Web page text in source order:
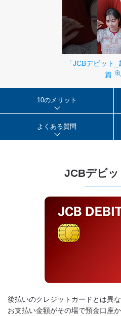
「JCBデビット_
篇
10のメリット
よくある質問
JCBデビッ
後払いのクレジットカードとは異な
お支払い金額がその場で預金口座